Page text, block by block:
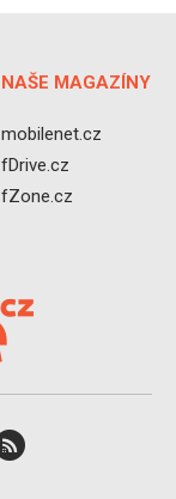
NAŠE MAGAZÍNY
mobilenet.cz
fDrive.cz
fZone.cz